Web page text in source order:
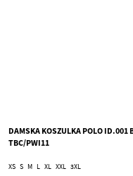
DAMSKA KOSZULKA POLO ID.001
TBC/PWI11
XS S M L XL XXL 3XL